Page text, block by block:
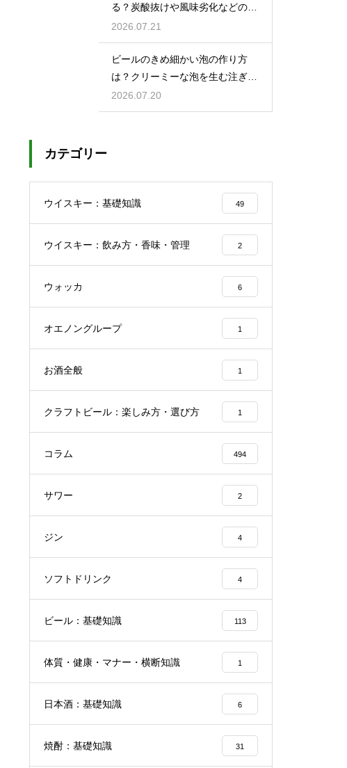
る？炭酸抜けや風味劣化などの影
響を解説
2026.07.21
ビールのきめ細かい泡の作り方
は？クリーミーな泡を生む注ぎ方
のコツ
2026.07.20
カテゴリー
ウイスキー：基礎知識 49
ウイスキー：飲み方・香味・管理 2
ウォッカ 6
オエノングループ 1
お酒全般 1
クラフトビール：楽しみ方・選び方 1
コラム 494
サワー 2
ジン 4
ソフトドリンク 4
ビール：基礎知識 113
体質・健康・マナー・横断知識 1
日本酒：基礎知識 6
焼酎：基礎知識 31